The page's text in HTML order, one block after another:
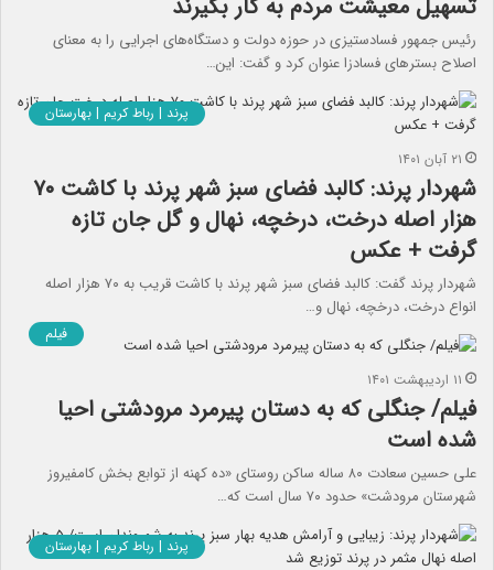
تسهیل معیشت مردم به کار بگیرند
رئیس جمهور فسادستیزی در حوزه دولت و دستگاه‌های اجرایی را به معنای
اصلاح بسترهای فسادزا عنوان کرد و گفت: این…
پرند | رباط کریم | بهارستان
۲۱ آبان ۱۴۰۱
شهردار پرند: کالبد فضای سبز شهر پرند با کاشت ۷۰
هزار اصله درخت، درخچه، نهال و گل جان تازه
گرفت + عکس
شهردار پرند گفت: کالبد فضای سبز شهر پرند با کاشت قریب به ۷۰ هزار اصله
انواع درخت، درخچه، نهال و…
فیلم
۱۱ اردیبهشت ۱۴۰۱
فیلم/ جنگلی که به دستان پیرمرد مرودشتی احیا
شده است
علی حسین سعادت ۸۰ ساله ساکن روستای «ده کهنه از توابع بخش کامفیروز
شهرستان مرودشت» حدود ۷۰ سال است که…
پرند | رباط کریم | بهارستان